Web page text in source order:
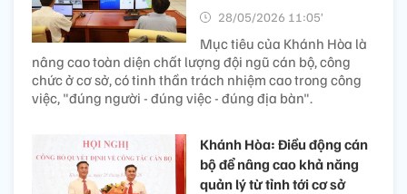
28/05/2026 11:05’
Mục tiêu của Khánh Hòa là
nâng cao toàn diện chất lượng đội ngũ cán bộ, công
chức ở cơ sở, có tinh thần trách nhiệm cao trong công
việc, "đúng người - đúng việc - đúng địa bàn".
Khánh Hòa: Điều động cán
bộ để nâng cao khả năng
quản lý từ tỉnh tới cơ sở